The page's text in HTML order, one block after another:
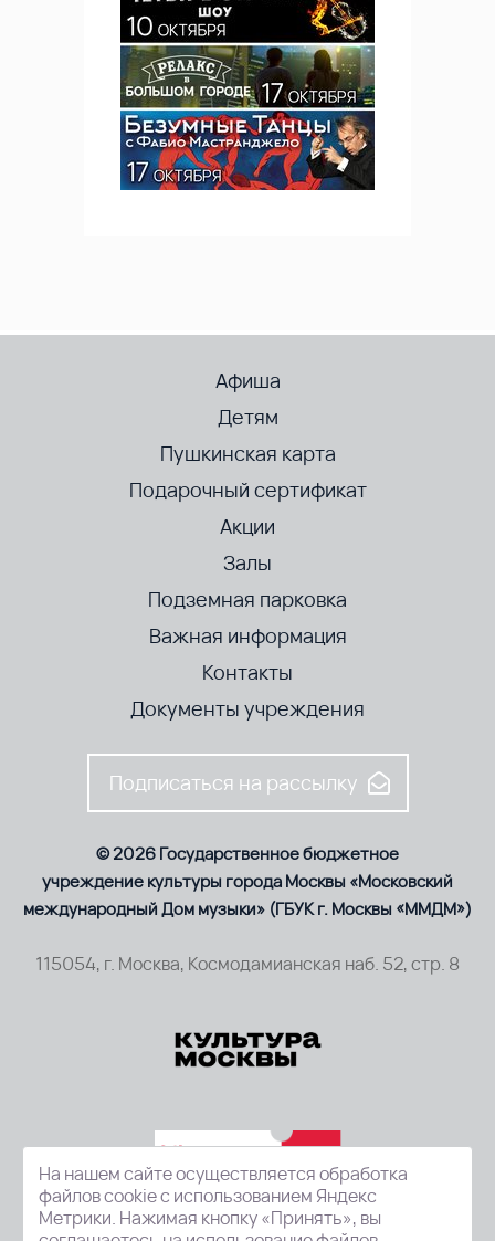
Афиша
Детям
Пушкинская карта
Подарочный сертификат
Акции
Залы
Подземная парковка
Важная информация
Контакты
Документы учреждения
Подписаться на рассылку
© 2026 Государственное бюджетное
учреждение культуры города Москвы «Московский
международный Дом музыки» (ГБУК г. Москвы «ММДМ»)
115054, г. Москва, Космодамианская наб. 52, стр. 8
На нашем сайте осуществляется обработка
файлов cookie с использованием Яндекс
Метрики. Нажимая кнопку «Принять», вы